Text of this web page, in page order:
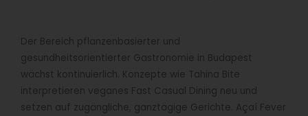
Der Bereich pflanzenbasierter und
gesundheitsorientierter Gastronomie in Budapest
wächst kontinuierlich. Konzepte wie Tahina Bite
interpretieren veganes Fast Casual Dining neu und
setzen auf zugängliche, ganztägige Gerichte. Açaí Fever